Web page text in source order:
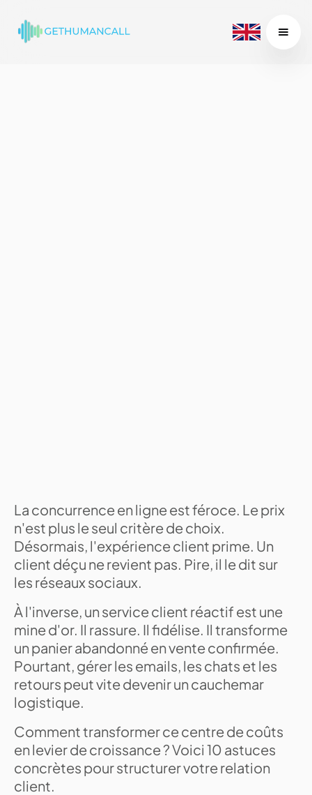
La concurrence en ligne est féroce. Le prix
n'est plus le seul critère de choix.
Désormais, l'expérience client prime. Un
client déçu ne revient pas. Pire, il le dit sur
les réseaux sociaux.
À l'inverse, un service client réactif est une
mine d'or. Il rassure. Il fidélise. Il transforme
un panier abandonné en vente confirmée.
Pourtant, gérer les emails, les chats et les
retours peut vite devenir un cauchemar
logistique.
Comment transformer ce centre de coûts
en levier de croissance ? Voici 10 astuces
concrètes pour structurer votre relation
client.